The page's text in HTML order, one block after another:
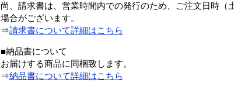
尚、請求書は、営業時間内での発行のため、ご注文日時
場合がございます。
⇒請求書について詳細はこちら
■納品書について
お届けする商品に同梱致します。
⇒納品書について詳細はこちら